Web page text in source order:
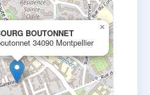
BOUTONNET
34090 Montpellier
×